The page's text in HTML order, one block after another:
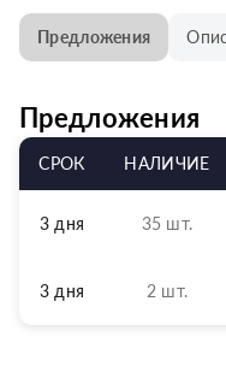
Предложения
Предложения
СРОК НАЛИЧИЕ
3 дня 35 шт.
3 дня 2 шт.